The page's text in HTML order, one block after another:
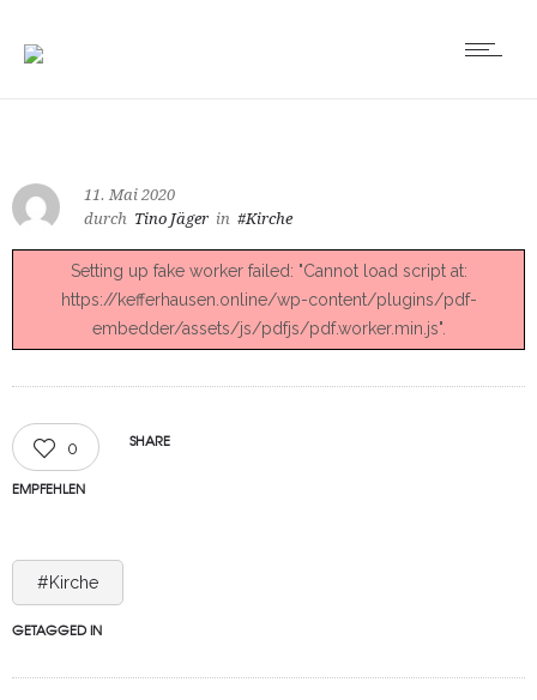
11. Mai 2020
durch Tino Jäger in #Kirche
Setting up fake worker failed: "Cannot load script at:
https://kefferhausen.online/wp-content/plugins/pdf-
embedder/assets/js/pdfjs/pdf.worker.min.js".
0
EMPFEHLEN
SHARE
#Kirche
GETAGGED IN